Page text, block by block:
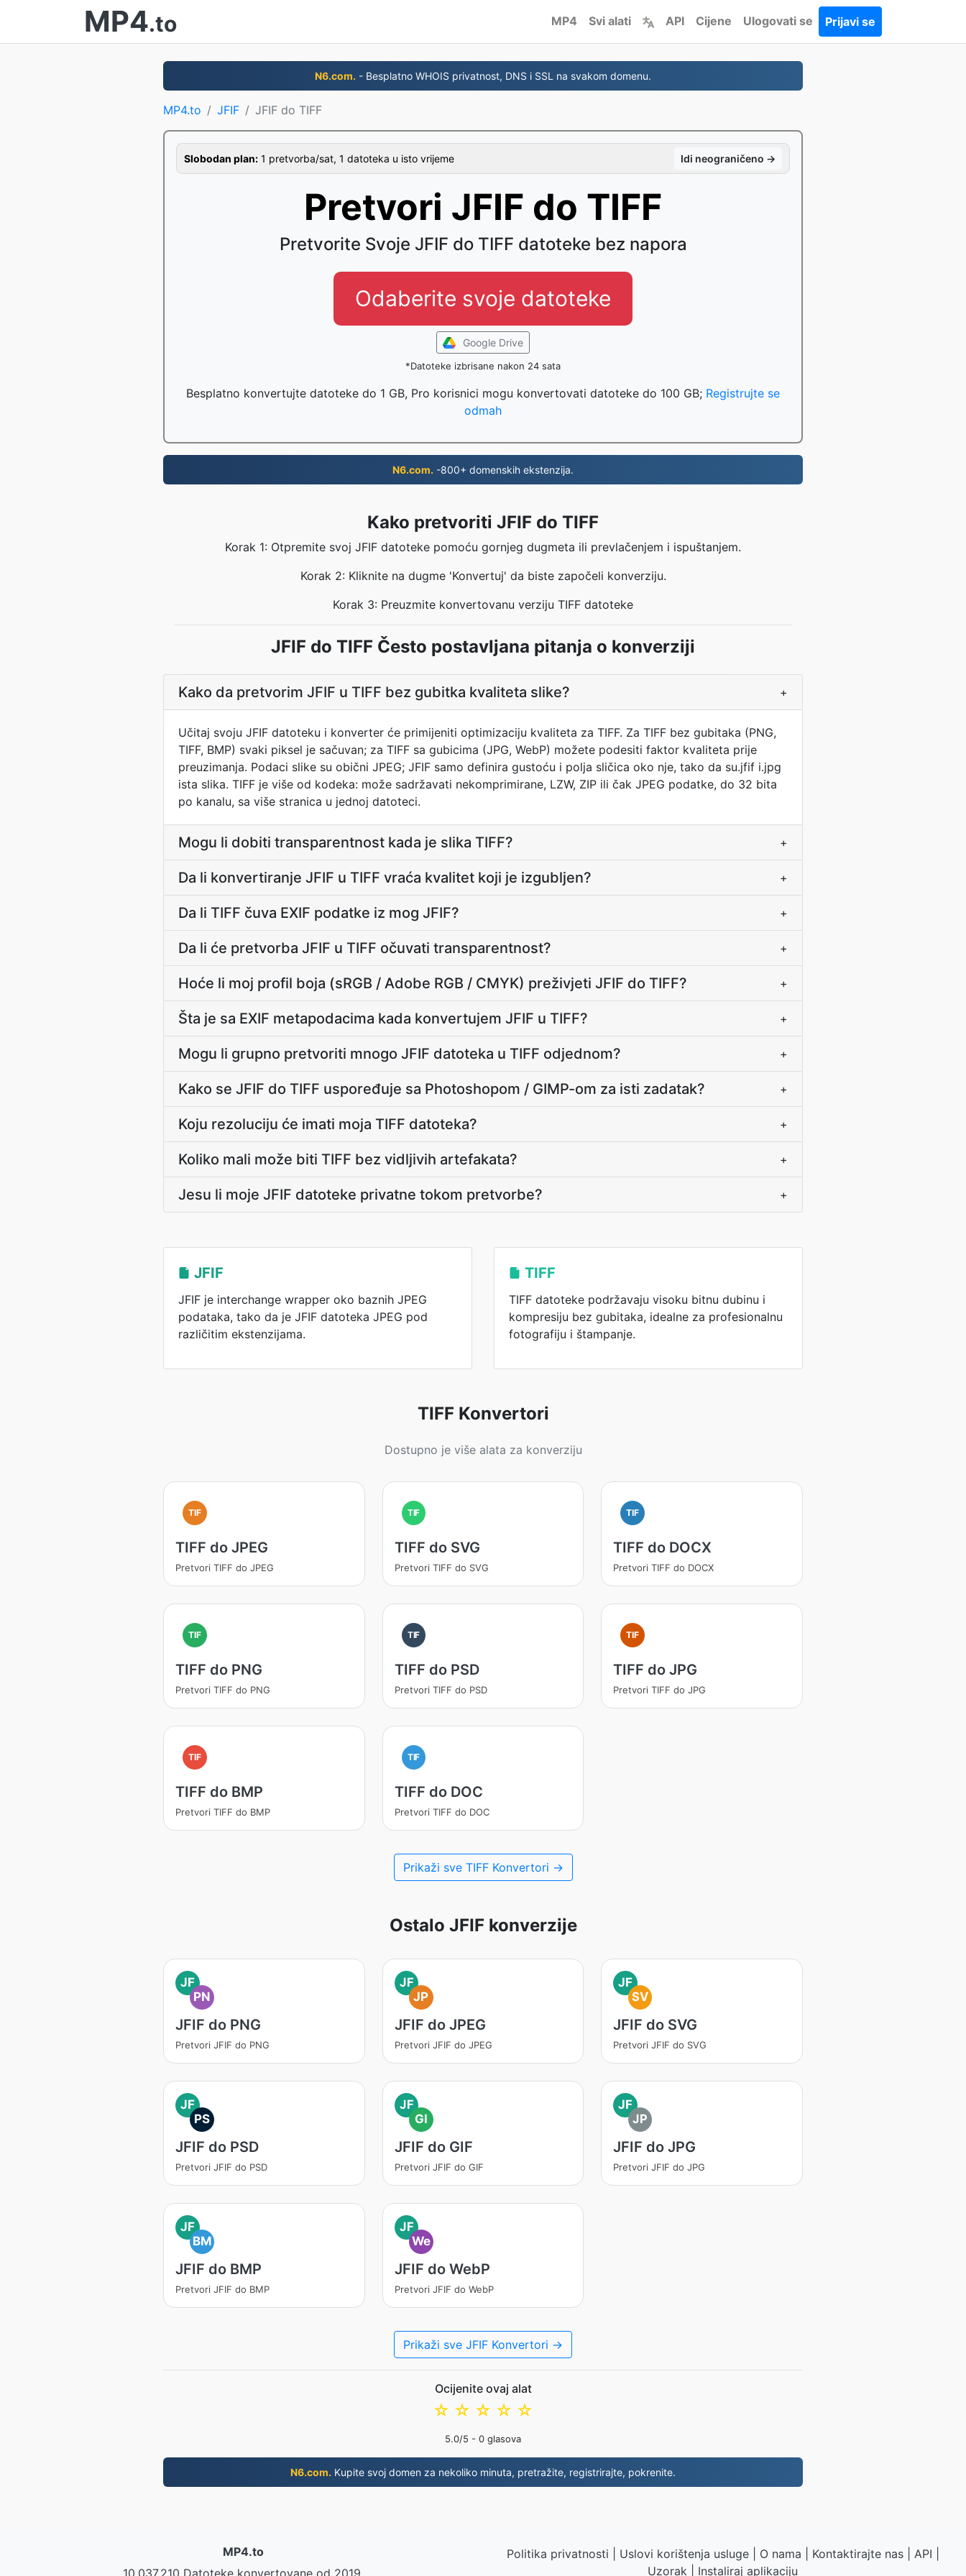
MP4.to MP4 Svi alati API Cijene Ulogovati se Prijavi se
N6.com. - Besplatno WHOIS privatnost, DNS i SSL na svakom domenu.
MP4.to JFIF JFIF do TIFF
Slobodan plan: 1 pretvorba/sat, 1 datoteka u isto vrijeme Idi neograničeno →
Pretvori JFIF do TIFF
Pretvorite Svoje JFIF do TIFF datoteke bez napora
Odaberite svoje datoteke
Google Drive
*Datoteke izbrisane nakon 24 sata
Besplatno konvertujte datoteke do 1 GB, Pro korisnici mogu konvertovati datoteke do 100 GB; Registrujte se
odmah
N6.com. -800+ domenskih ekstenzija.
Kako pretvoriti JFIF do TIFF
Korak 1: Otpremite svoj JFIF datoteke pomoću gornjeg dugmeta ili prevlačenjem i ispuštanjem.
Korak 2: Kliknite na dugme 'Konvertuj' da biste započeli konverziju.
Korak 3: Preuzmite konvertovanu verziju TIFF datoteke
JFIF do TIFF Često postavljana pitanja o konverziji
Kako da pretvorim JFIF u TIFF bez gubitka kvaliteta slike? +
Učitaj svoju JFIF datoteku i konverter će primijeniti optimizaciju kvaliteta za TIFF. Za TIFF bez gubitaka (PNG,
TIFF, BMP) svaki piksel je sačuvan; za TIFF sa gubicima (JPG, WebP) možete podesiti faktor kvaliteta prije
preuzimanja. Podaci slike su obični JPEG; JFIF samo definira gustoću i polja sličica oko nje, tako da su.jfif i.jpg
ista slika. TIFF je više od kodeka: može sadržavati nekomprimirane, LZW, ZIP ili čak JPEG podatke, do 32 bita
po kanalu, sa više stranica u jednoj datoteci.
Mogu li dobiti transparentnost kada je slika TIFF? +
Da li konvertiranje JFIF u TIFF vraća kvalitet koji je izgubljen? +
Da li TIFF čuva EXIF podatke iz mog JFIF? +
Da li će pretvorba JFIF u TIFF očuvati transparentnost? +
Hoće li moj profil boja (sRGB / Adobe RGB / CMYK) preživjeti JFIF do TIFF? +
Šta je sa EXIF metapodacima kada konvertujem JFIF u TIFF? +
Mogu li grupno pretvoriti mnogo JFIF datoteka u TIFF odjednom? +
Kako se JFIF do TIFF uspoređuje sa Photoshopom / GIMP-om za isti zadatak? +
Koju rezoluciju će imati moja TIFF datoteka? +
Koliko mali može biti TIFF bez vidljivih artefakata? +
Jesu li moje JFIF datoteke privatne tokom pretvorbe? +
JFIF
JFIF je interchange wrapper oko baznih JPEG
podataka, tako da je JFIF datoteka JPEG pod
različitim ekstenzijama.
TIFF
TIFF datoteke podržavaju visoku bitnu dubinu i
kompresiju bez gubitaka, idealne za profesionalnu
fotografiju i štampanje.
TIFF Konvertori
Dostupno je više alata za konverziju
TIF
TIFF do JPEG
Pretvori TIFF do JPEG
TIF
TIFF do SVG
Pretvori TIFF do SVG
TIF
TIFF do DOCX
Pretvori TIFF do DOCX
TIF
TIFF do PNG
Pretvori TIFF do PNG
TIF
TIFF do PSD
Pretvori TIFF do PSD
TIF
TIFF do JPG
Pretvori TIFF do JPG
TIF
TIFF do BMP
Pretvori TIFF do BMP
TIF
TIFF do DOC
Pretvori TIFF do DOC
Prikaži sve TIFF Konvertori →
Ostalo JFIF konverzije
JF
PN
JFIF do PNG
Pretvori JFIF do PNG
JF
JP
JFIF do JPEG
Pretvori JFIF do JPEG
JF
SV
JFIF do SVG
Pretvori JFIF do SVG
JF
PS
JFIF do PSD
Pretvori JFIF do PSD
JF
GI
JFIF do GIF
Pretvori JFIF do GIF
JF
JP
JFIF do JPG
Pretvori JFIF do JPG
JF
BM
JFIF do BMP
Pretvori JFIF do BMP
JF
We
JFIF do WebP
Pretvori JFIF do WebP
Prikaži sve JFIF Konvertori →
Ocijenite ovaj alat
☆
☆
☆
☆
☆
5.0/5 - 0 glasova
N6.com. Kupite svoj domen za nekoliko minuta, pretražite, registrirajte, pokrenite.
MP4.to
10,037,210 Datoteke konvertovane od 2019.
Politika privatnosti Uslovi korištenja usluge| O nama Kontaktirajte nas| API
Uzorak
Instaliraj aplikaciju